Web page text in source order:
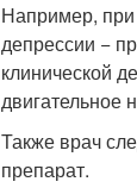
Например, при
депрессии −
клинической
двигательное
Также врач
препарат.